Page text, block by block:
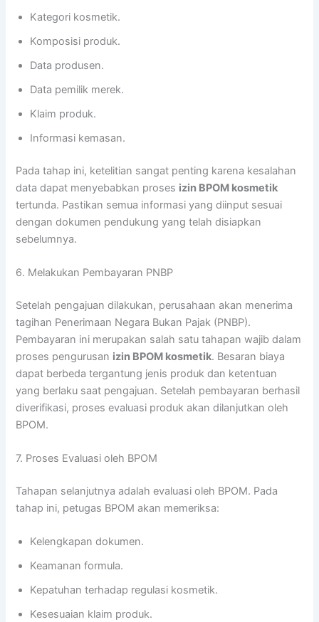
Kategori kosmetik.
Komposisi produk.
Data produsen.
Data pemilik merek.
Klaim produk.
Informasi kemasan.
Pada tahap ini, ketelitian sangat penting karena kesalahan
data dapat menyebabkan proses izin BPOM kosmetik
tertunda. Pastikan semua informasi yang diinput sesuai
dengan dokumen pendukung yang telah disiapkan
sebelumnya.
6. Melakukan Pembayaran PNBP
Setelah pengajuan dilakukan, perusahaan akan menerima
tagihan Penerimaan Negara Bukan Pajak (PNBP).
Pembayaran ini merupakan salah satu tahapan wajib dalam
proses pengurusan izin BPOM kosmetik. Besaran biaya
dapat berbeda tergantung jenis produk dan ketentuan
yang berlaku saat pengajuan. Setelah pembayaran berhasil
diverifikasi, proses evaluasi produk akan dilanjutkan oleh
BPOM.
7. Proses Evaluasi oleh BPOM
Tahapan selanjutnya adalah evaluasi oleh BPOM. Pada
tahap ini, petugas BPOM akan memeriksa:
Kelengkapan dokumen.
Keamanan formula.
Kepatuhan terhadap regulasi kosmetik.
Kesesuaian klaim produk.